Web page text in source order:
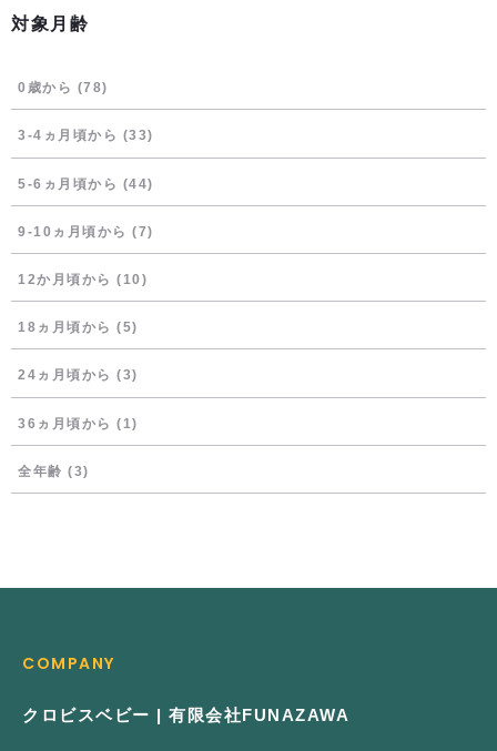
対象月齢
0歳から (78)
3-4ヵ月頃から (33)
5-6ヵ月頃から (44)
9-10ヵ月頃から (7)
12か月頃から (10)
18ヵ月頃から (5)
24ヵ月頃から (3)
36ヵ月頃から (1)
全年齢 (3)
COMPANY
クロビスベビー | 有限会社FUNAZAWA